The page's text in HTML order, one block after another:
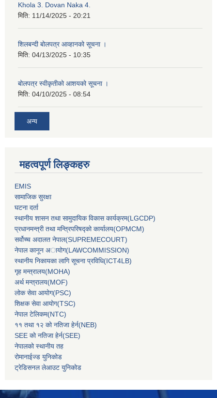
Khola 3. Dovan Naka 4.
मिति: 11/14/2025 - 20:21
शिलबन्दी बोलपत्र आव्हानको सूचना ।
मिति: 04/13/2025 - 10:35
बोलपत्र स्वीकृतीको आशयको सूचना ।
मिति: 04/10/2025 - 08:54
अन्य
महत्वपूर्ण लिङ्कहरु
EMIS
सामाजिक सुरक्षा
घटना दर्ता
स्थानीय शासन तथा सामुदायिक विकास कार्यक्रम(LGCDP)
प्रधानमन्‍त्री तथा मन्‍त्रिपरिषद्को कार्यालय(OPMCM)
सर्वोच्‍च अदालत नेपाल(SUPREMECOURT)
नेपाल कानून अायोग(LAWCOMMISSION)
स्थानीय निकायका लागि सूचना प्रविधि(ICT4LB)
गृह मन्‍त्रालय(MOHA)
अर्थ मन्‍त्रालय(MOF)
लोक सेवा आयोग(PSC)
शिक्षक सेवा आयोग(TSC)
नेपाल टेलिकम(NTC)
११ तथा १२ को नतिजा हेर्न(NEB)
SEE को नतिजा हेर्न(SEE)
नेपालको स्थानीय तह
रोमानाईज्ड युनिकोड
ट्रेडिसनल लेआउट युनिकोड